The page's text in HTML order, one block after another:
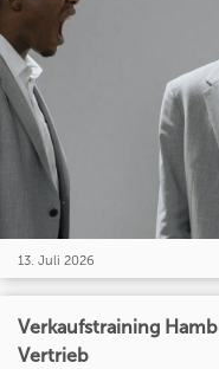
13. Juli 2026
Verkaufstraining
Vertrieb